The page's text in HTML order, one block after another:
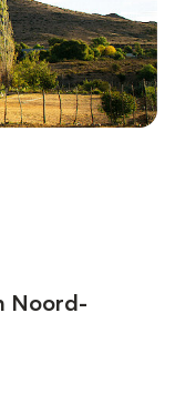
Noord-